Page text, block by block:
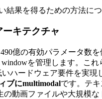
結果を得るための方法に
キテクチャ
億の有効パラメータ数を
を管理します。こ
ハードウェア要件を実
ブにmultimodalです。テ
動画ファイルや大規模